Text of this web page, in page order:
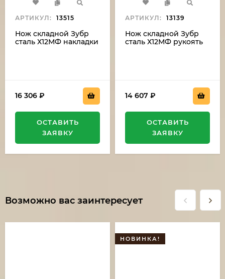
АРТИКУЛ: 13515
Нож складной Зубр
сталь Х12МФ накладки
16 306 ₽
ОСТАВИТЬ
ЗАЯВКУ
АРТИКУЛ: 13139
Нож складной Зубр
сталь Х12МФ рукоять
14 607 ₽
ОСТАВИТЬ
ЗАЯВКУ
Возможно вас заинтересует
НОВИНКА!